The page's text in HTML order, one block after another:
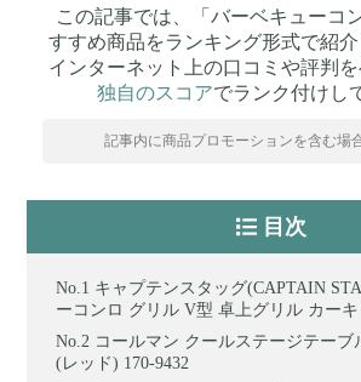
この記事では、「バーベキューコ
すすめ商品をランキング形式で紹介
インターネット上の口コミや評判
独自のスコアでランク付けし
記事内に商品プロモーションを含む場
目次
キャプテンスタッグ(CAPTAIN
ーコンロ グリル V型 卓上グリル カー
コールマン クールステージテーブ
(レッド) 170-9432